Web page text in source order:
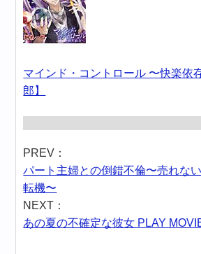
マインド・コントロール 〜快楽依
郎】
PREV：
パート主婦との倒錯不倫〜売れな
転機〜
NEXT：
あの夏の不確定な彼女 PLAY